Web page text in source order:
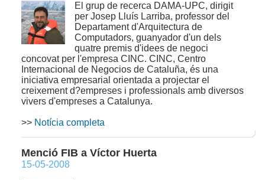
El grup de recerca DAMA-UPC, dirigit
per Josep Lluís Larriba, professor del
Departament d'Arquitectura de
Computadors, guanyador d'un dels
quatre premis d'idees de negoci
concovat per l'empresa CINC. CINC, Centro
Internacional de Negocios de Cataluña, és una
iniciativa empresarial orientada a projectar el
creixement d?empreses i professionals amb diversos
vivers d'empreses a Catalunya.
>> Notícia completa
Menció FIB a Víctor Huerta
15-05-2008